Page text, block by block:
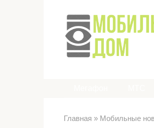
Главная » Мобильные